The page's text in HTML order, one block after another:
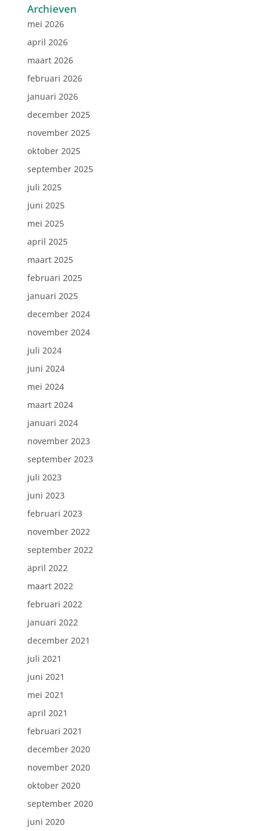
Archieven
mei 2026
april 2026
maart 2026
februari 2026
januari 2026
december 2025
november 2025
oktober 2025
september 2025
juli 2025
juni 2025
mei 2025
april 2025
maart 2025
februari 2025
januari 2025
december 2024
november 2024
juli 2024
juni 2024
mei 2024
maart 2024
januari 2024
november 2023
september 2023
juli 2023
juni 2023
februari 2023
november 2022
september 2022
april 2022
maart 2022
februari 2022
januari 2022
december 2021
juli 2021
juni 2021
mei 2021
april 2021
februari 2021
december 2020
november 2020
oktober 2020
september 2020
juni 2020